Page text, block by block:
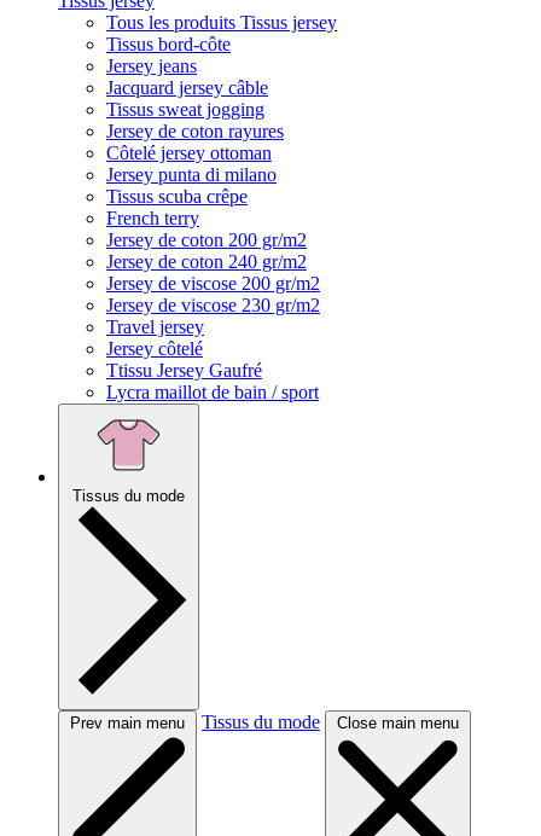
Tous les produits Tissus jersey
Tissus bord-côte
Jersey jeans
Jacquard jersey câble
Tissus sweat jogging
Jersey de coton rayures
Côtelé jersey ottoman
Jersey punta di milano
Tissus scuba crêpe
French terry
Jersey de coton 200 gr/m2
Jersey de coton 240 gr/m2
Jersey de viscose 200 gr/m2
Jersey de viscose 230 gr/m2
Travel jersey
Jersey côtelé
Ttissu Jersey Gaufré
Lycra maillot de bain / sport
Tissus du mode
Prev main menu Tissus du mode Close main menu